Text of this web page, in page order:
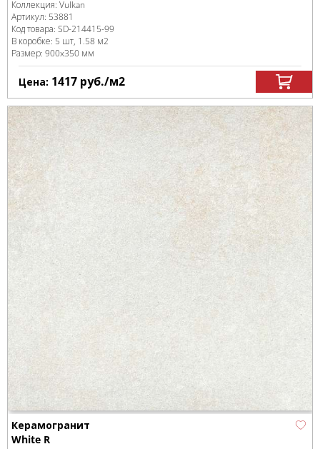
Коллекция: Vulkan
Артикул: 53881
Код товара: SD-214415-99
В коробке: 5 шт, 1.58 м2
Размер: 900x350 мм
Цена: 1417 руб./м2
Керамогранит
White R